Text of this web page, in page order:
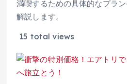
満喫するための具体的なプラ
解説します。
15 total views